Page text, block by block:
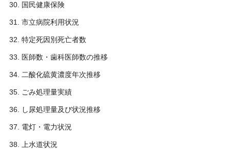
国民健康保険
市立病院利用状況
特定死因別死亡者数
医師数・歯科医師数の推移
二酸化硫黄濃度年次推移
ごみ処理量実績
し尿処理量及び状況推移
電灯・電力状況
上水道状況